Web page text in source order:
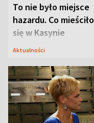
To nie było miejsce
hazardu. Co mieściło
się w Kasynie
Oficerskim?
Aktualności